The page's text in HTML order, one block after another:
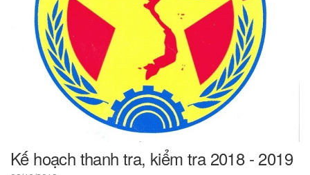
Kế hoạch thanh tra, kiểm tra 2018 - 2019